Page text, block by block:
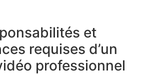
et
requises d’un
professionnel